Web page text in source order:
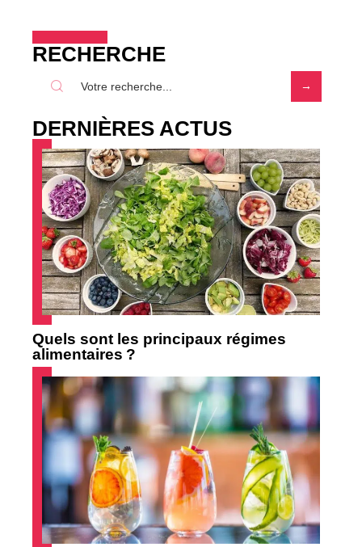
RECHERCHE
DERNIÈRES ACTUS
Quels sont les principaux régimes
alimentaires ?